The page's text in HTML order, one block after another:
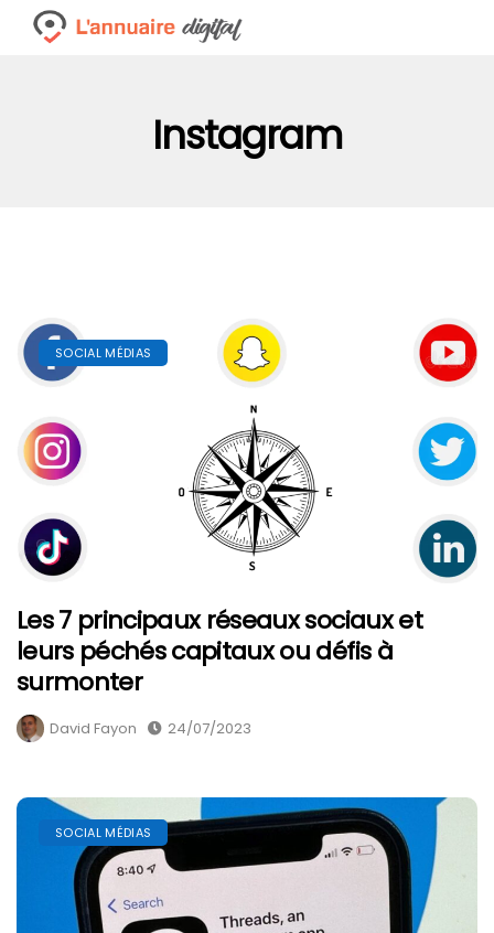
Instagram
SOCIAL MÉDIAS
Les 7 principaux réseaux sociaux et
leurs péchés capitaux ou défis à
surmonter
David Fayon 24/07/2023
SOCIAL MÉDIAS